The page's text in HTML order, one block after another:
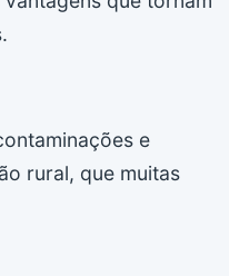
e
rural, que muitas